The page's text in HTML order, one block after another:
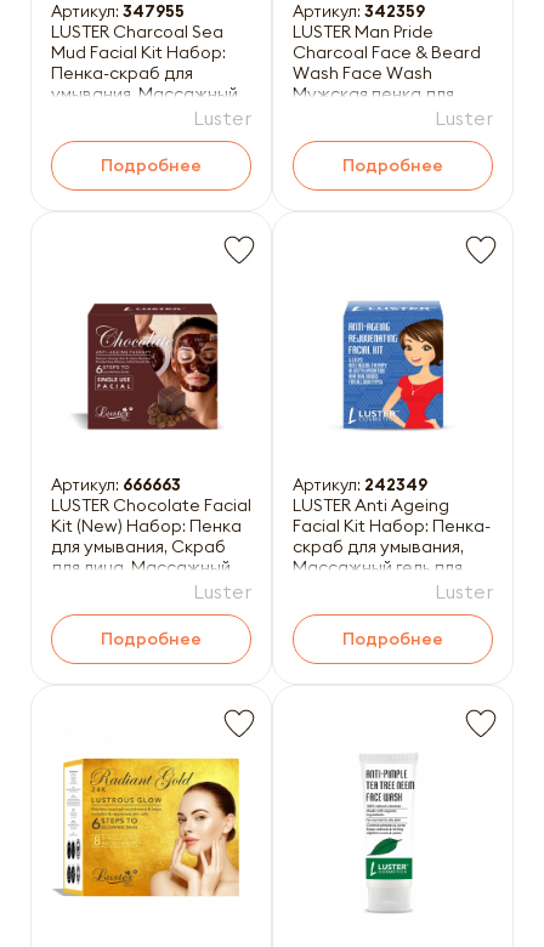
Артикул: 347955
LUSTER Charcoal Sea
Mud Facial Kit Набор:
Пенка-скраб для
умывания, Массажный
гель для лица, Массажн
Luster
Подробнее
Артикул: 342359
LUSTER Man Pride
Charcoal Face & Beard
Wash Face Wash
Мужская пенка для
умывания с древесным
Luster
Подробнее
Артикул: 666663
LUSTER Chocolate Facial
Kit (New) Набор: Пенка
для умывания, Скраб
для лица, Массажный
Luster
Подробнее
Артикул: 242349
LUSTER Anti Ageing
Facial Kit Набор: Пенка-
скраб для умывания,
Массажный гель для
лица, Массажный крLuster
Подробнее